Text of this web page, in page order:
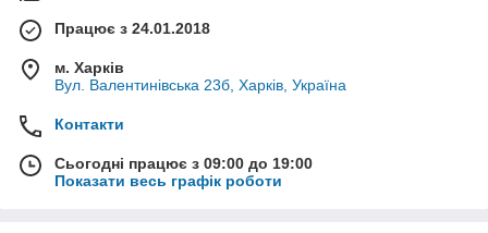
Працює з 24.01.2018
м. Харків
Вул. Валентинівська 23б, Харків, Україна
Контакти
Сьогодні працює з 09:00 до 19:00
Показати весь графік роботи